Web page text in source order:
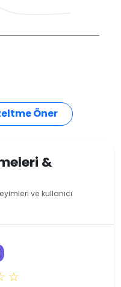
Öner
&
ve kullanıcı
☆